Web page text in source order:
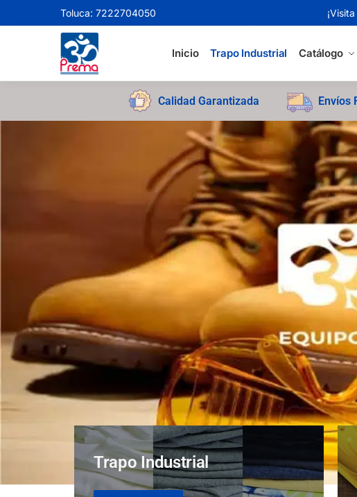
Toluca: 7222704050
Inicio Trapo Industrial Catálogo
Search
Calidad Garantizada Envíos